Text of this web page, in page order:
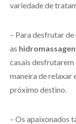
variedade de
– Para desfrutar
as
casais desfrutarem
maneira de relaxar
próximo destino.
– Os apaixonados